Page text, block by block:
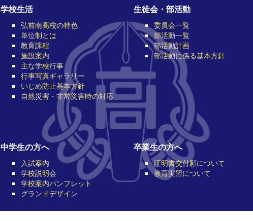
学校生活
弘前南高校の特色
単位制とは
教育課程
施設案内
主な学校行事
行事写真ギャラリー
いじめ防止基本方針
自然災害・非常災害時の対応
生徒会・部活動
委員会一覧
部活動一覧
部活動計画
部活動に係る基本方針
中学生の方へ
入試案内
学校説明会
学校案内パンフレット
グランドデザイン
卒業生の方へ
証明書交付願について
教育実習について